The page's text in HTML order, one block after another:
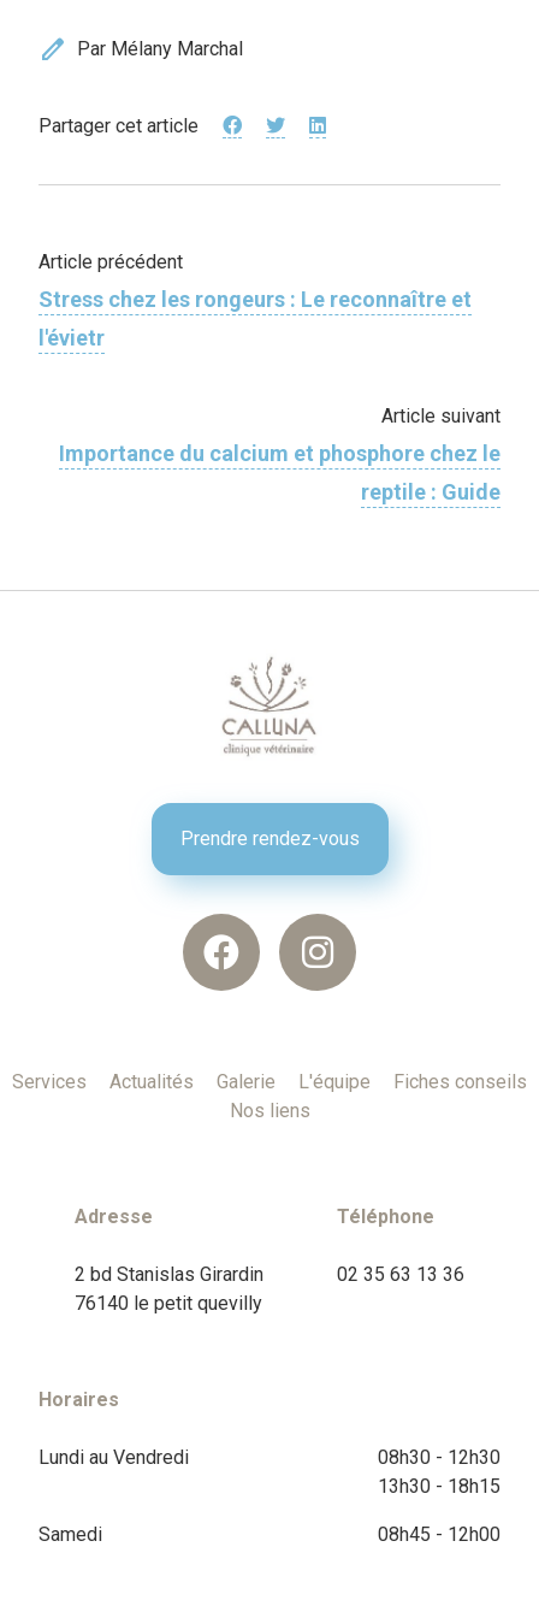
edit Par Mélany Marchal
Partager cet article
Article précédent
Stress chez les rongeurs : Le reconnaître et
l'évietr
Article suivant
Importance du calcium et phosphore chez le
reptile : Guide
Prendre rendez-vous
Services Actualités Galerie L'équipe
Fiches conseils
Nos liens
Adresse
2 bd Stanislas Girardin
76140 le petit quevilly
Téléphone
02 35 63 13 36
Horaires
Lundi au Vendredi
08h30 - 12h30
13h30 - 18h15
Samedi 08h45 - 12h00